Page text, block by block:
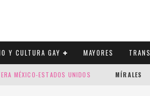
Y CULTURA GAY MAYORES TRANS
MÉXICO-ESTADOS UNIDOS MÍRALES